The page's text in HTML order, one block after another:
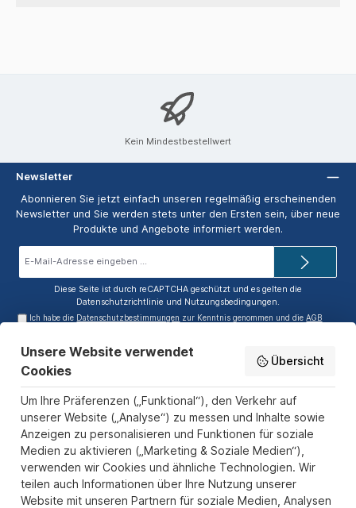
Kein Mindestbestellwert
Newsletter
Abonnieren Sie jetzt einfach unseren regelmäßig erscheinenden
Newsletter und Sie werden stets unter den Ersten sein, über neue
Produkte und Angebote informiert werden.
Diese Seite ist durch reCAPTCHA geschützt und es gelten die
Datenschutzrichtlinie und Nutzungsbedingungen.
Ich habe die Datenschutzbestimmungen zur Kenntnis genommen und dieAGB
Service-Hotline
Informationen
Zahlungs- und Versandarten
Sicher Einkaufen
Über uns
Der Pokal & Vereinsbedarf Onlineshop PokalExpress in Marl ist
Unsere Website verwendet
Cookies
Übersicht
Um Ihre Präferenzen („Funktional“), den Verkehr auf
unserer Website („Analyse“) zu messen und Inhalte sowie
Anzeigen zu personalisieren und Funktionen für soziale
Medien zu aktivieren („Marketing & Soziale Medien“),
verwenden wir Cookies und ähnliche Technologien. Wir
teilen auch Informationen über Ihre Nutzung unserer
Website mit unseren Partnern für soziale Medien, Analysen